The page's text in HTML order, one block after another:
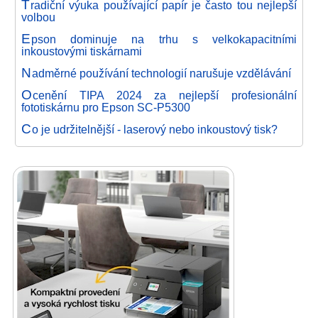
Tradiční výuka používající papír je často tou nejlepší
volbou
Epson dominuje na trhu s velkokapacitními
inkoustovými tiskárnami
Nadměrné používání technologií narušuje vzdělávání
Ocenění TIPA 2024 za nejlepší profesionální
fototiskárnu pro Epson SC-P5300
Co je udržitelnější - laserový nebo inkoustový tisk?